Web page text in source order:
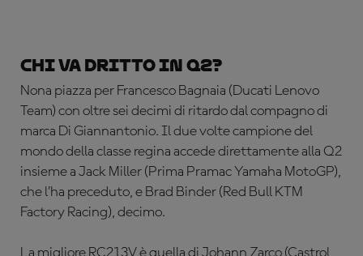
Chi va dritto in Q2?
Nona piazza per Francesco Bagnaia (Ducati Lenovo
Team) con oltre sei decimi di ritardo dal compagno di
marca Di Giannantonio. Il due volte campione del
mondo della classe regina accede direttamente alla Q2
insieme a Jack Miller (Prima Pramac Yamaha MotoGP),
che l’ha preceduto, e Brad Binder (Red Bull KTM
Factory Racing), decimo.
La migliore RC213V è quella di Johann Zarco (Castrol